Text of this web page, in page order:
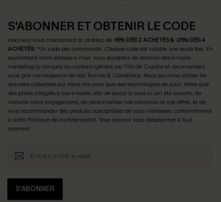
S'ABONNER ET OBTENIR LE CODE
Inscrivez-vous maintenant et profitez de -15% DÈS 2 ACHETÉS & -25% DÈS 4
ACHETÉS! *Un code par commande. Chaque code est valable une seule fois. En
soumettant votre adresse e-mail, vous acceptez de recevoir des e-mails
marketing (y compris du contenu généré par l'IA) de Cupshe et reconnaissez
avoir pris connaissance de nosTermes & Conditions. Nous pouvons utiliser les
données collectées sur notre site ainsi que des technologies de suivi, telles que
des pixels intégrés à nos e-mails, afin de savoir si ceux-ci ont été ouverts, de
mesurer votre engagement, de personnaliser nos contenus et nos offres, et de
vous recommander des produits susceptibles de vous intéresser, conformément
à notre Politique de confidentialité. Vous pouvez vous désabonner à tout
moment.
S'ABONNER